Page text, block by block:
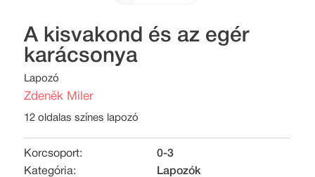
A kisvakond és az egér
karácsonya
Lapozó
Zdeněk Miler
12 oldalas színes lapozó
Korcsoport:
0-3
Kategória:
Lapozók